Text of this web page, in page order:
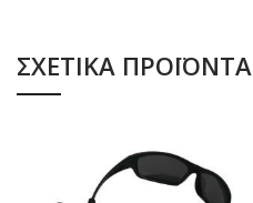
ΣΧΕΤΙΚΆ ΠΡΟΪΌΝΤΑ